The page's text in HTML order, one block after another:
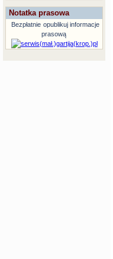
Notatka prasowa
Bezpłatnie opublikuj informacje
prasową